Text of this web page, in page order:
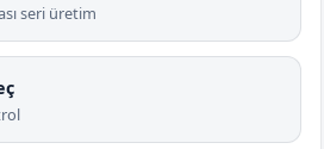
seri üretim